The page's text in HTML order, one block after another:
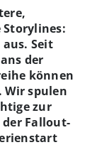
aus. Seit
der
können
Wir spulen
zur
Fallout-